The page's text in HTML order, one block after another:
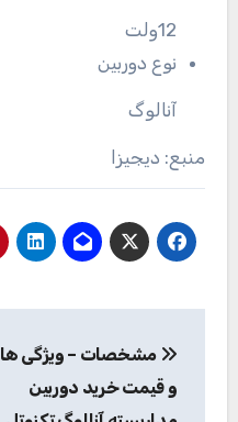
12ولت
نوع دوربین
آنالوگ
منبع: دیجیزا
نوشته
مشخصات – ویژگی ها
و قیمت خرید دوربین